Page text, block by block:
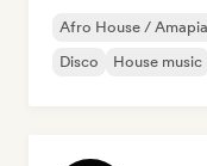
Afro House /
Disco
House music